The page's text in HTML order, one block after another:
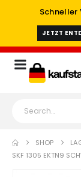
Schneller
JETZT
SHOP
SKF 1305 EKTN9